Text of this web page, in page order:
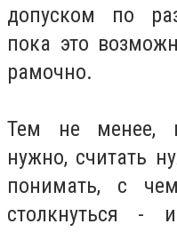
допуском по
пока это
рамочно.
Тем не менее,
нужно, считать
понимать, с
столкнуться -